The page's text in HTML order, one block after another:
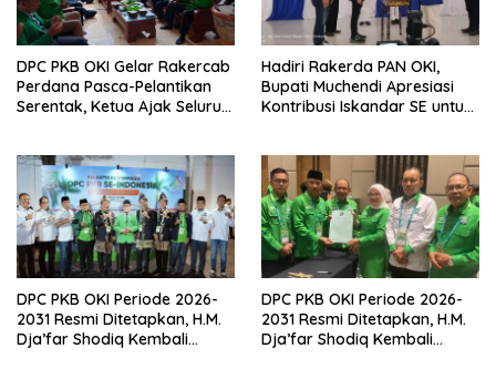
DPC PKB OKI Gelar Rakercab
Perdana Pasca-Pelantikan
Serentak, Ketua Ajak Seluruh
Hadiri Rakerda PAN OKI,
Bupati Muchendi Apresiasi
Kontribusi Iskandar SE untuk
DPC PKB OKI Periode 2026-
2031 Resmi Ditetapkan, H.M.
Dja’far Shodiq Kembali
DPC PKB OKI Periode 2026-
2031 Resmi Ditetapkan, H.M.
Dja’far Shodiq Kembali